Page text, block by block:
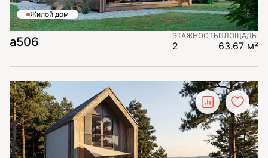
Жилой дом
а506 ЭТАЖНОСТЬ
2
ПЛОЩАДЬ
63.67 м²